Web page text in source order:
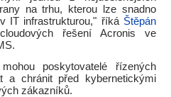
na trhu, kterou lze snadno
IT infrastrukturou," říká Štěpán
řešení Acronis ve
poskytovatelé řízených
a chránit před kybernetickými
zákazníků.